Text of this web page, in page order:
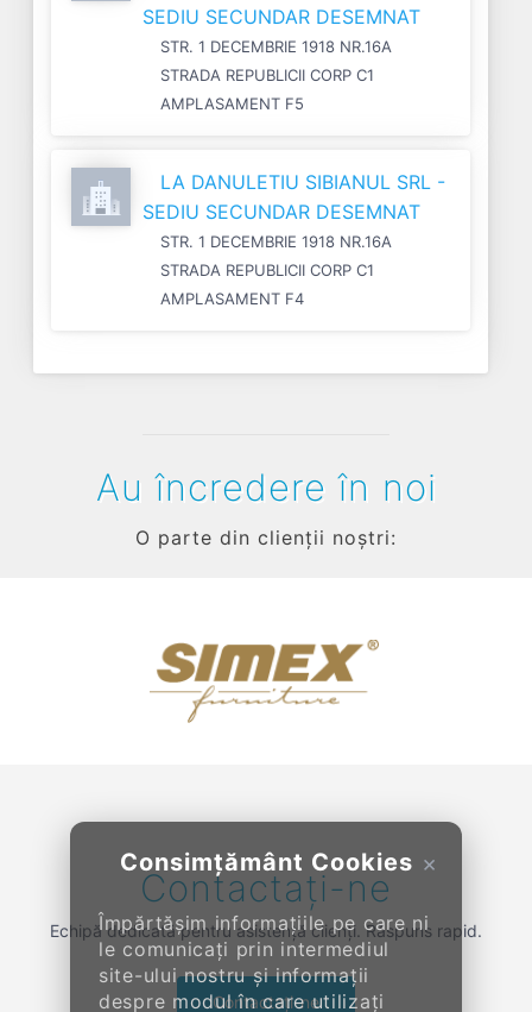
SEDIU SECUNDAR DESEMNAT
STR. 1 DECEMBRIE 1918 NR.16A
STRADA REPUBLICII CORP C1
AMPLASAMENT F5
LA DANULETIU SIBIANUL SRL -
SEDIU SECUNDAR DESEMNAT
STR. 1 DECEMBRIE 1918 NR.16A
STRADA REPUBLICII CORP C1
AMPLASAMENT F4
×
Consimțământ Cookies
Împărtășim informațiile pe care ni
le comunicați prin intermediul
site-ului nostru și informații
despre modul în care utilizați
Au încredere în noi
O parte din clienții noștri:
Contactați-ne
Echipă dedicată pentru asistență clienți. Răspuns rapid.
Contactați-ne